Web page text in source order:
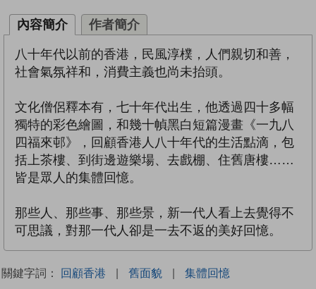
內容簡介 作者簡介
八十年代以前的香港，民風淳樸，人們親切和善，
社會氣氛祥和，消費主義也尚未抬頭。
文化僧侶釋本有，七十年代出生，他透過四十多幅
獨特的彩色繪圖，和幾十幀黑白短篇漫畫《一九八
四福來邨》，回顧香港人八十年代的生活點滴，包
括上茶樓、到街邊遊樂場、去戲棚、住舊唐樓……
皆是眾人的集體回憶。
那些人、那些事、那些景，新一代人看上去覺得不
可思議，對那一代人卻是一去不返的美好回憶。
關鍵字詞： 回顧香港 | 舊面貌 | 集體回憶